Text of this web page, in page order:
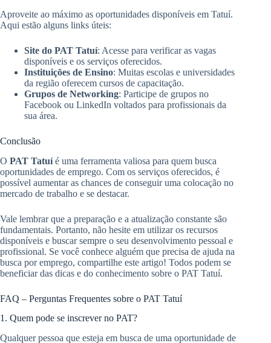
Aproveite ao máximo as oportunidades disponíveis em Tatuí.
Aqui estão alguns links úteis:
Site do PAT Tatuí: Acesse para verificar as vagas
disponíveis e os serviços oferecidos.
Instituições de Ensino: Muitas escolas e universidades
da região oferecem cursos de capacitação.
Grupos de Networking: Participe de grupos no
Facebook ou LinkedIn voltados para profissionais da
sua área.
Conclusão
O PAT Tatuíé uma ferramenta valiosa para quem busca
oportunidades de emprego. Com os serviços oferecidos, é
possível aumentar as chances de conseguir uma colocação no
mercado de trabalho e se destacar.
Vale lembrar que a preparação e a atualização constante são
fundamentais. Portanto, não hesite em utilizar os recursos
disponíveis e buscar sempre o seu desenvolvimento pessoal e
profissional. Se você conhece alguém que precisa de ajuda na
busca por emprego, compartilhe este artigo! Todos podem se
beneficiar das dicas e do conhecimento sobre o PAT Tatuí.
FAQ – Perguntas Frequentes sobre o PAT Tatuí
1. Quem pode se inscrever no PAT?
Qualquer pessoa que esteja em busca de uma oportunidade de